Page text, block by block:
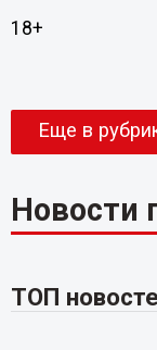
18+
Еще в
Новости
ТОП